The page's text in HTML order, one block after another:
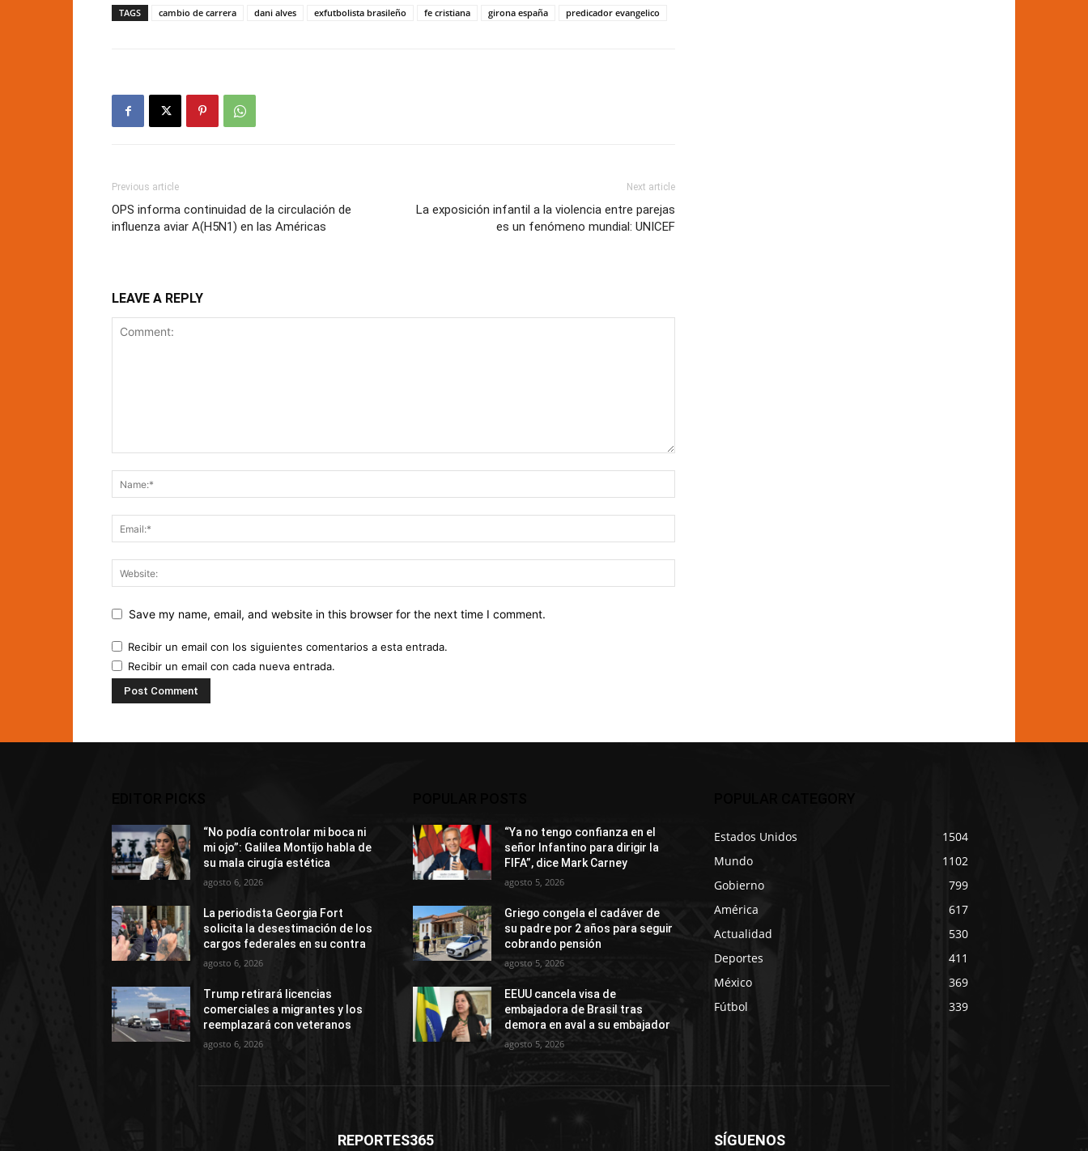
TAGS cambio de carrera dani alves exfutbolista brasileño fe cristiana girona españa predicador evangelico
Previous article
OPS informa continuidad de la circulación de
influenza aviar A(H5N1) en las Américas
Next article
La exposición infantil a la violencia entre parejas
es un fenómeno mundial: UNICEF
LEAVE A REPLY
Save my name, email, and website in this browser for the next time I comment.
Recibir un email con los siguientes comentarios a esta entrada.
Recibir un email con cada nueva entrada.
“No podía controlar mi boca ni
mi ojo”: Galilea Montijo habla de
su mala cirugía estética
agosto 6, 2026
La periodista Georgia Fort
solicita la desestimación de los
cargos federales en su contra
agosto 6, 2026
Trump retirará licencias
comerciales a migrantes y los
reemplazará con veteranos
agosto 6, 2026
“Ya no tengo confianza en el
señor Infantino para dirigir la
FIFA”, dice Mark Carney
agosto 5, 2026
Griego congela el cadáver de
su padre por 2 años para seguir
cobrando pensión
agosto 5, 2026
EEUU cancela visa de
embajadora de Brasil tras
demora en aval a su embajador
agosto 5, 2026
Estados Unidos
1504
Mundo
1102
Gobierno
799
América
617
Actualidad
530
Deportes
411
México
369
Fútbol
339
REPORTES365 SÍGUENOS